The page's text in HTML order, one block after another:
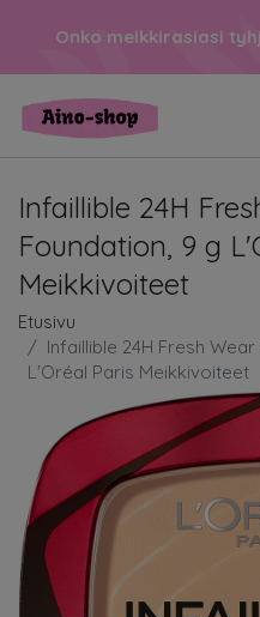
Onko meikkirasiasi
Infaillible 24H
Foundation, 9 g
Meikkivoiteet
Etusivu
Infaillible 24H Fresh
L'Oréal Paris Meikkivoiteet